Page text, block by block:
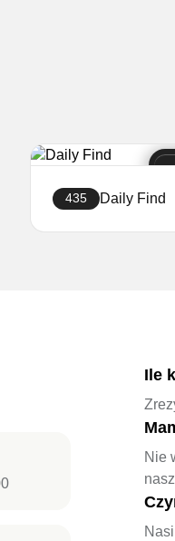
435 Daily Find
Ile
Nie